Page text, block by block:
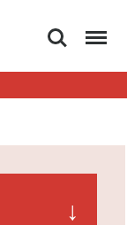
Zoeken Menu